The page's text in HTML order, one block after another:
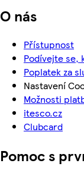
O nás
Přístupnost
Podívejte se,
Poplatek za
Nastavení
Možnosti
itesco.cz
Clubcard
Pomoc s